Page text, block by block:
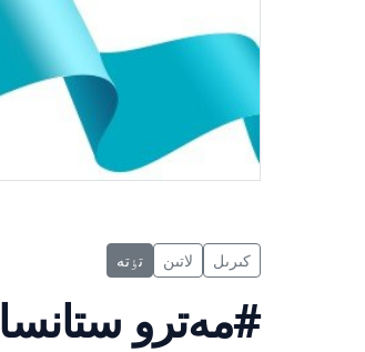
كىرىل لاتىن تٶتە
#مەترو